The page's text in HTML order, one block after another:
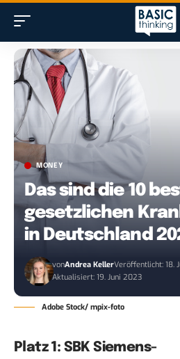
MONEY
Das sind die 10
gesetzlichen
in Deutschland
vonAndrea KellerVeröffentlicht: 18.
Aktualisiert: 19. Juni 2023
Adobe Stock/ mpix-foto
Platz 1: SBK Siemens-